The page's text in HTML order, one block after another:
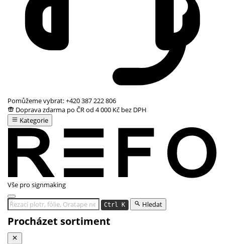
Pomůžeme vybrat:+420 387 222 806
Doprava zdarma po ČR od 4 000 Kč bez DPH
Kategorie
Vše pro signmaking
Ctrl K Hledat
Procházet sortiment